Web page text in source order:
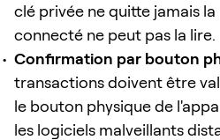
clé privée ne quitte jamais la
connecté ne peut pas la lire.
Confirmation par bouton
transactions doivent être
le bouton physique de
les logiciels malveillants